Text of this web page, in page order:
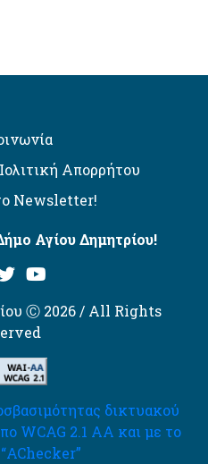
Απορρήτου
Newsletter!
Αγίου Δημητρίου!
Ⓒ 2026 / All Rights
δικτυακού
WCAG 2.1 AA και με το